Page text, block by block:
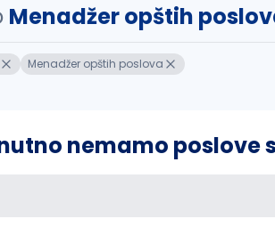
Menadžer opštih
Menadžer opštih poslova
nemamo poslove